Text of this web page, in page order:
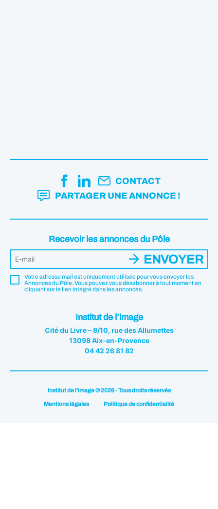
CONTACT
PARTAGER UNE ANNONCE !
Recevoir les annonces du Pôle
Votre adresse mail est uniquement utilisée pour vous envoyer les
Annonces du Pôle. Vous pouvez vous désabonner à tout moment en
cliquant sur le lien intégré dans les annonces.
ENVOYER
Institut de l’image
Cité du Livre – 8/10, rue des Allumettes
13098 Aix-en-Provence
04 42 26 81 82
Institut de l'image © 2026 - Tous droits réservés
Mentions légales
Politique de confidentialité